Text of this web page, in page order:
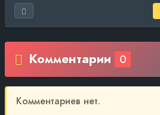
Комментарии 0
Комментариев нет.